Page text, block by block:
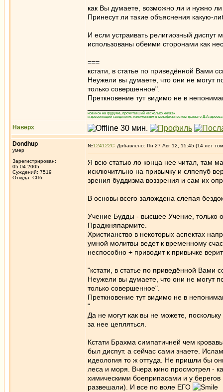
как Вы думаете, возможно ли и нужно
Принесут ли такие объяснения какую-
И если устраивать религиозный диспут
использованы обеими сторонами как
===
кстати, в статье по приведённой Вами
Неужели вы думаете, что они не могут
только совершенное".
Преткновение тут видимо не в
новичок на форуме, прочитавший несколько книжек
и доверяющий сведениям, изложенным в метафизическом трактате
Наверх
Dondhup
умер
Зарегистрирован:
05.04.2005
Суждений: 7519
Откуда: СПб
№124122 Добавлено: Пн 27 Авг 12, 15:45 (14 лет
Я всю статью ло конца нее читал, там
исключитльно на привычку и слпепуб
зрения буддизма воззрения и сам их
В основы всего залождена слепая
Учение Будды - высшее Учение, только
Праджняпармите.
Христианство в некоторых аспектах
умной молитвы ведет к временному
неспособно + приводит к привычке
"кстати, в статье по приведённой Вами
Неужели вы думаете, что они не могут
только совершенное".
Преткновение тут видимо не в
"
Да не могут как вы не можете,
за нее цепляться.
Кстати Брахма симпатичней чем
был диспут. а сейчас сами знаете.
идеология то ж оттуда. Не пришли бы
леса и моря. Вчера кино просмотрел -
химическими боеприпасами и у
развешали). И все по воле ЕГО